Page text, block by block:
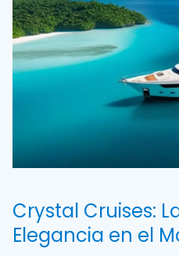
Crystal Cruises:
Elegancia en el